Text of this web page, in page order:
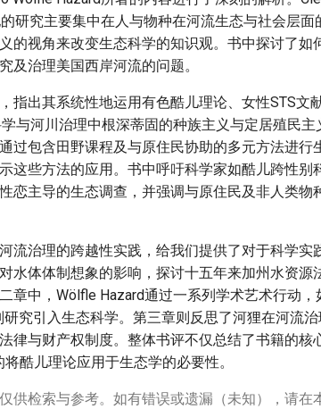
研究主要集中在人与物种在河流生态与社会层面
的视角来改变生态科学的知识观。书中探讨了如
及治理美国西岸河流的问题。
指出其系统性地运用有色酷儿理论、女性STS文
学与河川治理中根深蒂固的种族主义与定居殖民
过包含田野课程及与原住民协助的多元方法进行
这些方法的应用。书中呼吁科学家如酷儿跨性别
恋主导的生态调查，并强调与原住民及非人类物
流治理的跨越性实践，给我们提供了对于科学实
水体体制想象的影响，探讨十五年来加州水资源
章中，Wölfle Hazard通过一系列学术艺术行动，
究引入生态科学。第三章则反思了河狸在河流治
律与财产权制度。整体书评不仅总结了书籍的核
酷儿理论应用于生态学的必要性。
供检索与参考。如有错误或遗漏（未知），请在